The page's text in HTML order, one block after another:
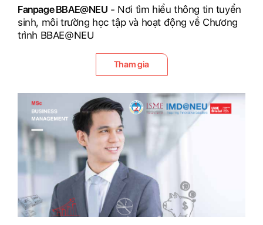
Fanpage BBAE@NEU - Nơi tìm hiểu thông tin tuyển
sinh, môi trường học tập và hoạt động về Chương
trình BBAE@NEU
Tham gia